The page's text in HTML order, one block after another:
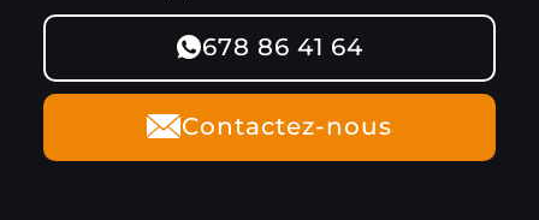
678 86 41 64
Contactez-nous